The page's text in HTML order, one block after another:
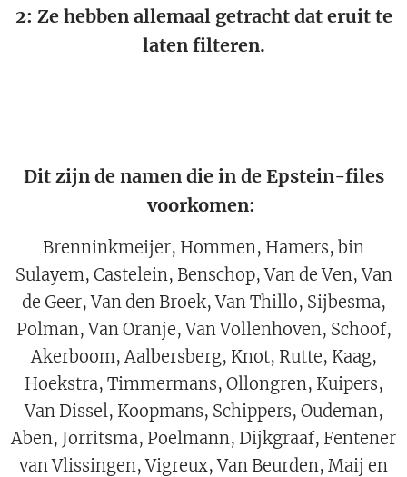
2: Ze hebben allemaal getracht dat eruit te
laten filteren.
Dit zijn de namen die in de Epstein-files
voorkomen:
Brenninkmeijer, Hommen, Hamers, bin
Sulayem, Castelein, Benschop, Van de Ven, Van
de Geer, Van den Broek, Van Thillo, Sijbesma,
Polman, Van Oranje, Van Vollenhoven, Schoof,
Akerboom, Aalbersberg, Knot, Rutte, Kaag,
Hoekstra, Timmermans, Ollongren, Kuipers,
Van Dissel, Koopmans, Schippers, Oudeman,
Aben, Jorritsma, Poelmann, Dijkgraaf, Fentener
van Vlissingen, Vigreux, Van Beurden, Maij en